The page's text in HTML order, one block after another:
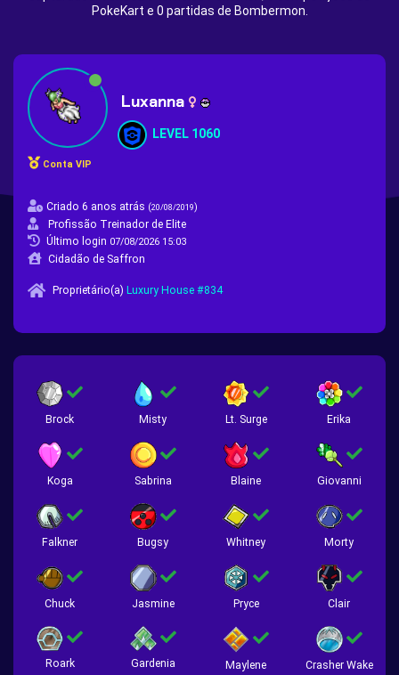
PokeKart e 0 partidas de Bombermon.
Conta VIP
Luxanna
LEVEL 1060
Criado 6 anos atrás (20/08/2019)
Profissão Treinador de Elite
Último login 07/08/2026 15:03
Cidadão de Saffron
Proprietário(a) Luxury House #834
Brock Misty Lt. Surge Erika
Koga Sabrina Blaine Giovanni
Falkner Bugsy Whitney Morty
Chuck Jasmine Pryce Clair
Roark Gardenia Maylene Crasher Wake